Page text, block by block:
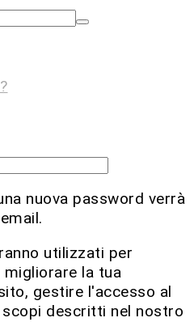
nuova password verrà
utilizzati per
la tua
gestire l'accesso al
descritti nel nostro